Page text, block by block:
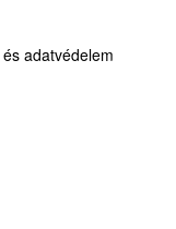
adatvédelem